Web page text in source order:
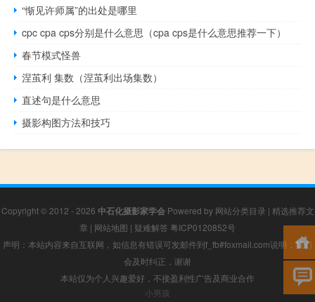
“惭见许师属”的出处是哪里
cpc cpa cps分别是什么意思（cpa cps是什么意思推荐一下）
春节模式怪兽
涅茧利 集数（涅茧利出场集数）
直述句是什么意思
摄影构图方法和技巧
Copyright © 2012 - 2026 中石化摄影家学会Powered by 网站分类目录 | 精选推荐文
章 | 网站地图 | 疑难解答 粤ICP0120852号
声明：本站内容来自互联网，如信息有错误可发邮件到f_fb#foxmail.com说明，我们
会及时纠正，谢谢
本站仅为个人兴趣爱好，不接盈利性广告及商业合作
小男孩